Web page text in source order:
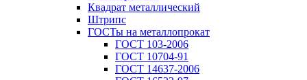
Квадрат металлический
Штрипс
ГОСТы на металлопрокат
ГОСТ 103-2006
ГОСТ 10704-91
ГОСТ 14637-2006